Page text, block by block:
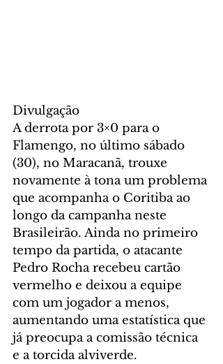
Divulgação
A derrota por 3×0 para o
Flamengo, no último sábado
(30), no Maracanã, trouxe
novamente à tona um problema
que acompanha o Coritiba ao
longo da campanha neste
Brasileirão. Ainda no primeiro
tempo da partida, o atacante
Pedro Rocha recebeu cartão
vermelho e deixou a equipe
com um jogador a menos,
aumentando uma estatística que
já preocupa a comissão técnica
e a torcida alviverde.